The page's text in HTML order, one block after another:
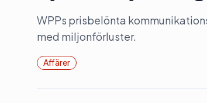
WPPs prisbelönta
med miljonförluster.
Affärer